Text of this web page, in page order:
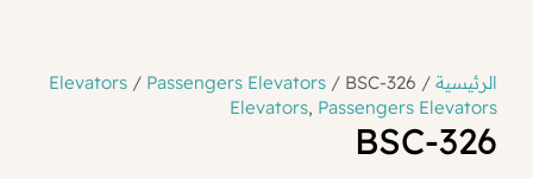
الرئيسية /
Elevators / Passengers Elevators / BSC-326
Elevators, Passengers Elevators
BSC-326